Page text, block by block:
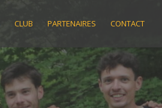
CLUB PARTENAIRES CONTACT